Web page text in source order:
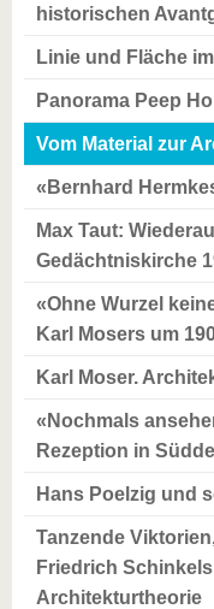
historischen
Linie und Fläche
Panorama Peep
Vom Material zur
«Bernhard
Max Taut:
Gedächtniskirche
«Ohne Wurzel
Karl Mosers um
Karl Moser.
«Nochmals
Rezeption in
Hans Poelzig und
Tanzende
Friedrich
Architekturtheorie